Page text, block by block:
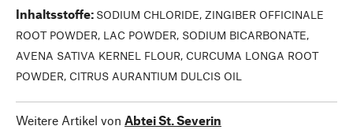
Inhaltsstoffe: SODIUM CHLORIDE, ZINGIBER OFFICINALE
ROOT POWDER, LAC POWDER, SODIUM BICARBONATE,
AVENA SATIVA KERNEL FLOUR, CURCUMA LONGA ROOT
POWDER, CITRUS AURANTIUM DULCIS OIL
Weitere Artikel von Abtei St. Severin